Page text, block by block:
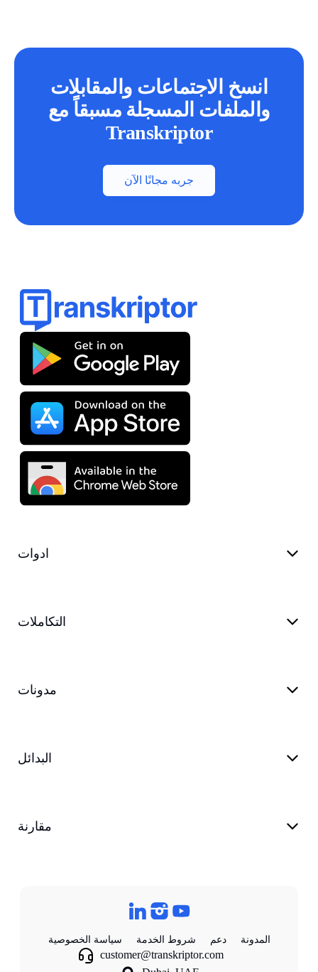
انسخ الاجتماعات والمقابلات
والملفات المسجلة مسبقاً مع
Transkriptor
جربه مجانًا الآن
ادوات
التكاملات
مدونات
البدائل
مقارنة
سياسة الخصوصية شروط الخدمة دعم المدونة
customer@transkriptor.com